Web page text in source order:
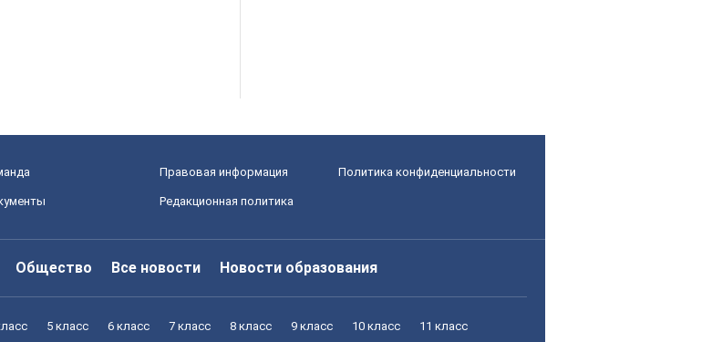
Правовая информация Политика конфиденциальности
Редакционная политика
Общество Все новости Новости образования
5 класс 6 класс 7 класс 8 класс 9 класс 10 класс 11 класс